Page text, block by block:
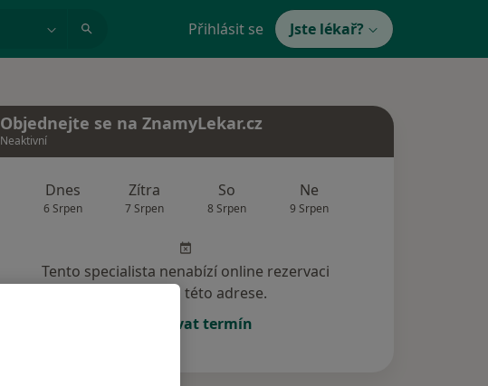
Přihlásit se Jste lékař?
Objednejte se na ZnamyLekar.cz
Neaktivní
Dnes
6 Srpen
Zítra
7 Srpen
So
8 Srpen
Ne
9 Srpen
Tento specialista nenabízí online rezervaci
termínu na této adrese.
Rezervovat termín